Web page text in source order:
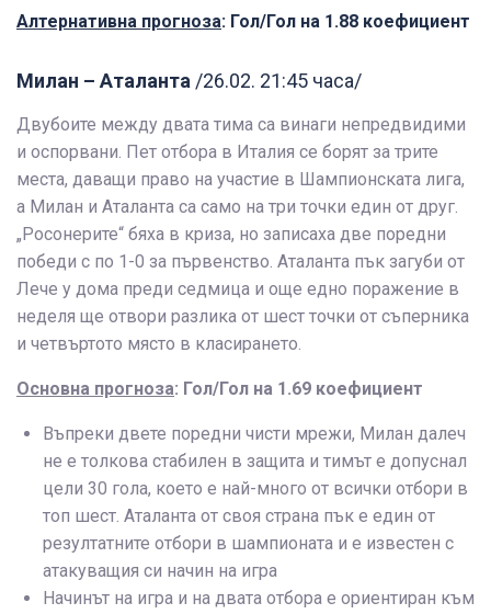
Алтернативна прогноза: Гол/Гол на 1.88 коефициент
Милан – Аталанта /26.02. 21:45 часа/
Двубоите между двата тима са винаги непредвидими
и оспорвани. Пет отбора в Италия се борят за трите
места, даващи право на участие в Шампионската лига,
а Милан и Аталанта са само на три точки един от друг.
„Росонерите“ бяха в криза, но записаха две поредни
победи с по 1-0 за първенство. Аталанта пък загуби от
Лече у дома преди седмица и още едно поражение в
неделя ще отвори разлика от шест точки от съперника
и четвъртото място в класирането.
Основна прогноза: Гол/Гол на 1.69 коефициент
Въпреки двете поредни чисти мрежи, Милан далеч
не е толкова стабилен в защита и тимът е допуснал
цели 30 гола, което е най-много от всички отбори в
топ шест. Аталанта от своя страна пък е един от
резултатните отбори в шампионата и е известен с
атакуващия си начин на игра
Начинът на игра и на двата отбора е ориентиран към